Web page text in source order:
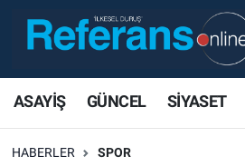
ASAYİŞ GÜNCEL SİYASET
HABERLER SPOR